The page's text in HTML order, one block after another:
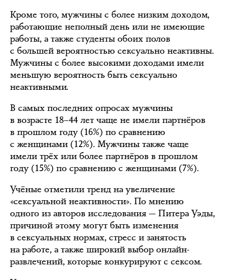
Кроме того, мужчины с более низким доходом,
работающие неполный день или не имеющие
работы, а также студенты обоих полов
с большей вероятностью сексуально неактивны.
Мужчины с более высокими доходами имели
меньшую вероятность быть сексуально
неактивными.
В самых последних опросах мужчины
в возрасте 18–44 лет чаще не имели партнёров
в прошлом году (16%) по сравнению
с женщинами (12%). Мужчины также чаще
имели трёх или более партнёров в прошлом
году (15%) по сравнению с женщинами (7%).
Учёные отметили тренд на увеличение
«сексуальной неактивности». По мнению
одного из авторов исследования — Питера Уэды,
причиной этому могут быть изменения
в сексуальных нормах, стресс и занятость
на работе, а также широкий выбор онлайн-
развлечений, которые конкурируют с сексом.